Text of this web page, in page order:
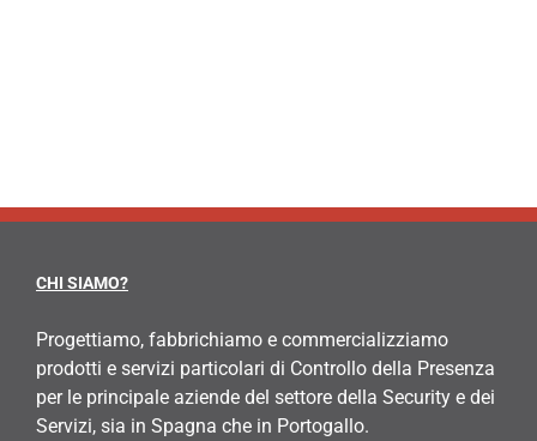
CHI SIAMO?
Progettiamo, fabbrichiamo e commercializziamo
prodotti e servizi particolari di Controllo della Presenza
per le principale aziende del settore della Security e dei
Servizi, sia in Spagna che in Portogallo.